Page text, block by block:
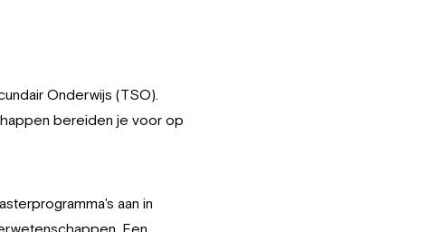
Onderwijs (TSO).
bereiden je voor op
aan in
Een